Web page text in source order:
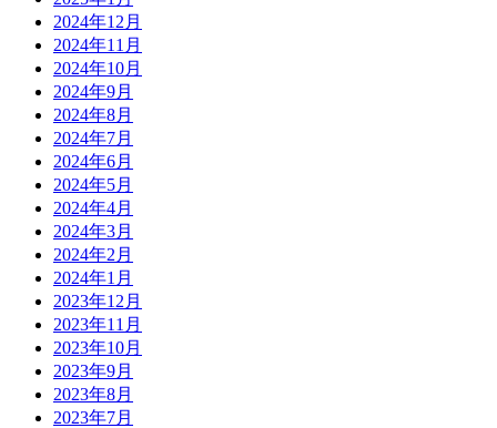
2024年12月
2024年11月
2024年10月
2024年9月
2024年8月
2024年7月
2024年6月
2024年5月
2024年4月
2024年3月
2024年2月
2024年1月
2023年12月
2023年11月
2023年10月
2023年9月
2023年8月
2023年7月